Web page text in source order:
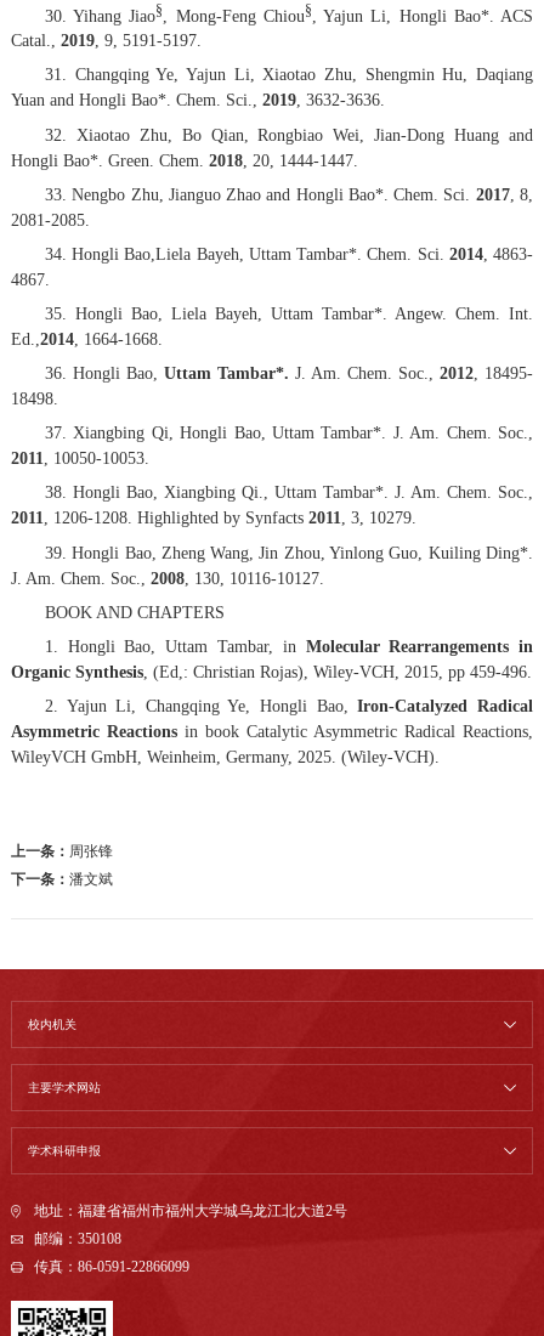
30. Yihang Jiao§ , Mong-Feng Chiou§ , Yajun Li, Hongli Bao*. ACS
Catal., 2019, 9, 5191-5197.
31. Changqing Ye, Yajun Li, Xiaotao Zhu, Shengmin Hu, Daqiang
Yuan and Hongli Bao*. Chem. Sci., 2019, 3632-3636.
32. Xiaotao Zhu, Bo Qian, Rongbiao Wei, Jian-Dong Huang and
Hongli Bao*. Green. Chem. 2018, 20, 1444-1447.
33. Nengbo Zhu, Jianguo Zhao and Hongli Bao*.Chem. Sci 2017,8
2081-2085.
34. Hongli Bao,Liela Bayeh, Uttam Tambar*.Chem. Sci. 2014, 4863-
4867.
35. Hongli Bao, Liela Bayeh, Uttam Tambar*.Angew. Chem. Int.
Ed.,2014, 1664-1668.
36. Hongli Bao, Uttam Tambar*. J. Am. Chem. Soc.,2012, 18495-
18498.
37. Xiangbing Qi, Hongli Bao, Uttam Tambar*. J. Am. Chem. Soc.,
2011, 10050-10053.
38. Hongli Bao, Xiangbing Qi., Uttam Tambar*.J. Am. Chem. Soc.,
2011, 1206-1208. Highlighted by Synfacts 2011, 3, 10279.
39. Hongli Bao, Zheng Wang, Jin Zhou, Yinlong Guo, Kuiling Ding*.
J. Am. Chem. Soc.
2008, 130, 10116-10127.
BOOK AND CHAPTERS
1. Hongli Bao, Uttam Tambar, in Molecular Rearrangements in
Organic Synthesis, (Ed,: Christian Rojas), Wiley-VCH, 2015, pp 459-496.
2. Yajun Li, Changqing Ye, Hongli Bao,Iron-Catalyzed Radical
Asymmetric Reactionsin book Catalytic Asymmetric Radical Reactions,
WileyVCH GmbH, Weinheim, Germany, 2025. (Wiley-VCH).
上一条： 周张锋
下一条： 潘文斌
校内机关
主要学术网站
学术科研申报
地址：福建省福州市福州大学城乌龙江北大道2号
邮编：350108
传真：86-0591-22866099